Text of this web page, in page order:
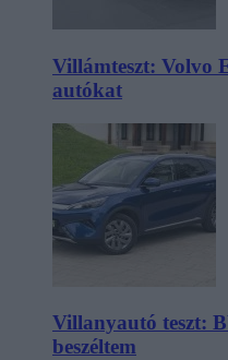
Villámteszt: Volvo
autókat
Villanyautó teszt:
beszéltem